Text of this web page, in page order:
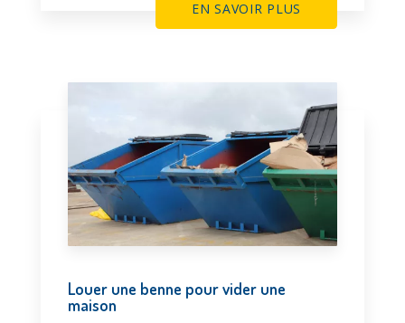
EN SAVOIR PLUS
Louer une benne pour vider une
maison